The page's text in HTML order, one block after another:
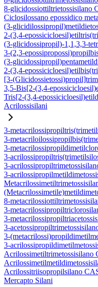
8-glicidossiottiltrietossisilano
Ciclosilossano epossidico
(3-
2-(3,4-
(3-glicidossipropil)-1,1,3,3-
3-(2,3-
(3-
2-(3,4-
[3-
3,5-Bis[2-(3,4-
Tris[2-(3,4-
Acrilossisilani
3-
3-
3-
3-
3-
3-
8-
3-
3-
3-
3-
3-
Acrilossimetiltrimetossisilano
Acrilossitriisopropilsilano
Mercapto Silani